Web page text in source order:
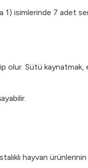
isimlerinde 7 adet
olur. Sütü
hayvan